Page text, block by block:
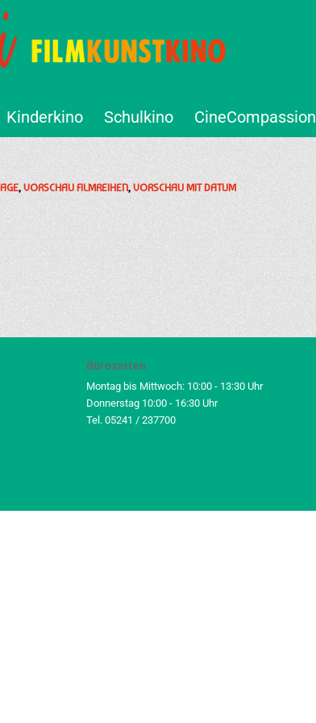
Kinderkino Schulkino CineCompassion
,VORSCHAU FILMREIHEN,VORSCHAU MIT DATUM
Bürozeiten
Montag bis Mittwoch: 10:00 - 13:30 Uhr
Donnerstag 10:00 - 16:30 Uhr
Tel. 05241 / 237700